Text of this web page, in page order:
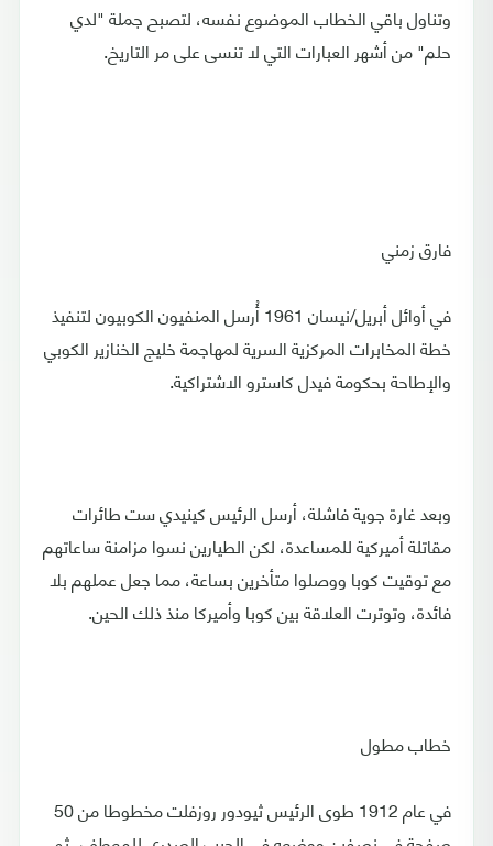
وتناول باقي الخطاب الموضوع نفسه، لتصبح جملة "لدي
حلم" من أشهر العبارات التي لا تنسى على مر التاريخ.
فارق زمني
في أوائل أبريل/نيسان 1961 أُرسل المنفيون الكوبيون لتنفيذ
خطة المخابرات المركزية السرية لمهاجمة خليج الخنازير الكوبي
والإطاحة بحكومة فيدل كاسترو الاشتراكية.
وبعد غارة جوية فاشلة، أرسل الرئيس كينيدي ست طائرات
مقاتلة أميركية للمساعدة، لكن الطيارين نسوا مزامنة ساعاتهم
مع توقيت كوبا ووصلوا متأخرين بساعة، مما جعل عملهم بلا
فائدة، وتوترت العلاقة بين كوبا وأميركا منذ ذلك الحين.
خطاب مطول
في عام 1912 طوى الرئيس ثيودور روزفلت مخطوطا من 50